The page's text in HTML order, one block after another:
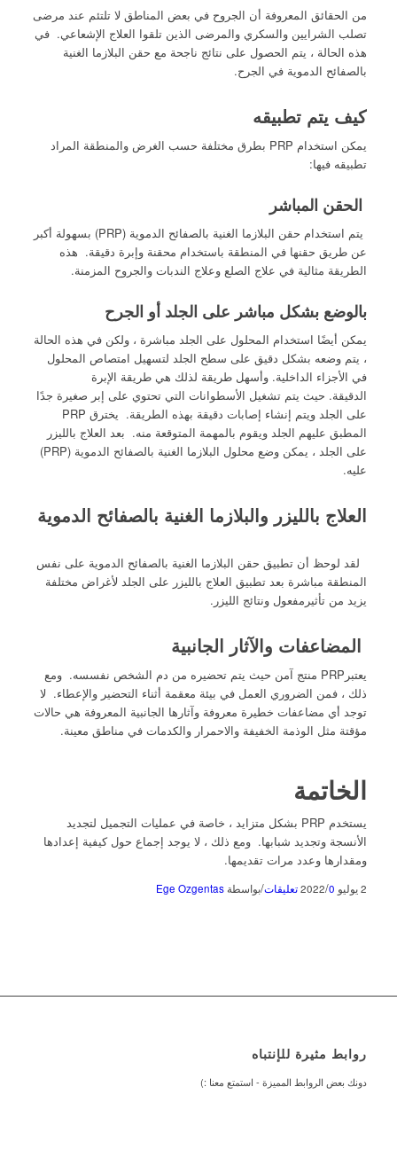
من الحقائق المعروفة أن الجروح في بعض المناطق لا تلتئم عند مرضى
تصلب الشرايين والسكري والمرضى الذين تلقوا العلاج الإشعاعي. في
هذه الحالة ، يتم الحصول على نتائج ناجحة مع حقن البلازما الغنية
بالصفائح الدموية في الجرح.
كيف يتم تطبيقه
يمكن استخدام PRP بطرق مختلفة حسب الغرض والمنطقة المراد
تطبيقه فيها:
الحقن المباشر
يتم استخدام حقن البلازما الغنية بالصفائح الدموية (PRP) بسهولة أكبر
عن طريق حقنها في المنطقة باستخدام محقنة وإبرة دقيقة. هذه
الطريقة مثالية في علاج الصلع وعلاج الندبات والجروح المزمنة.
بالوضع بشكل مباشر على الجلد أو الجرح
يمكن أيضًا استخدام المحلول على الجلد مباشرة ، ولكن في هذه الحالة
، يتم وضعه بشكل دقيق على سطح الجلد لتسهيل امتصاص المحلول
في الأجزاء الداخلية. وأسهل طريقة لذلك هي طريقة الإبرة
الدقيقة. حيث يتم تشغيل الأسطوانات التي تحتوي على إبر صغيرة جدًا
على الجلد ويتم إنشاء إصابات دقيقة بهذه الطريقة. يخترق PRP
المطبق عليهم الجلد ويقوم بالمهمة المتوقعة منه. بعد العلاج بالليزر
على الجلد ، يمكن وضع محلول البلازما الغنية بالصفائح الدموية (PRP)
عليه.
العلاج بالليزر والبلازما الغنية بالصفائح الدموية
لقد لوحظ أن تطبيق حقن البلازما الغنية بالصفائح الدموية على نفس
المنطقة مباشرة بعد تطبيق العلاج بالليزر على الجلد لأغراض مختلفة
يزيد من تأثيرمفعول ونتائج الليزر.
المضاعفات والآثار الجانبية
يعتبرPRP منتج آمن حيث يتم تحضيره من دم الشخص نفسسه. ومع
ذلك ، فمن الضروري العمل في بيئة معقمة أثناء التحضير والإعطاء. لا
توجد أي مضاعفات خطيرة معروفة وآثارها الجانبية المعروفة هي حالات
مؤقتة مثل الوذمة الخفيفة والاحمرار والكدمات في مناطق معينة.
الخاتمة
يستخدم PRP بشكل متزايد ، خاصة في عمليات التجميل لتجديد
الأنسجة وتجديد شبابها. ومع ذلك ، لا يوجد إجماع حول كيفية إعدادها
ومقدارها وعدد مرات تقديمها.
2 يوليو 2022 /0 تعليقات /بواسطة Ege Ozgentas
روابط مثيرة للإنتباه
دونك بعض الروابط المميزة - استمتع معنا :)